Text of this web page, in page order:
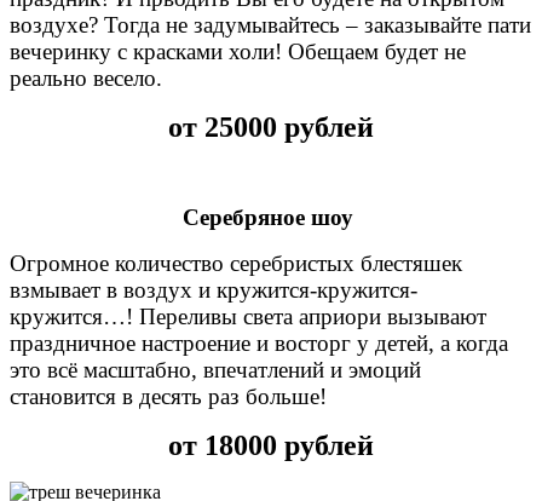
воздухе? Тогда не задумывайтесь – заказывайте пати
вечеринку с красками холи! Обещаем будет не
реально весело.
от 25000 рублей
Серебряное шоу
Огромное количество серебристых блестяшек
взмывает в воздух и кружится-кружится-
кружится…! Переливы света априори вызывают
праздничное настроение и восторг у детей, а когда
это всё масштабно, впечатлений и эмоций
становится в десять раз больше!
от 18000 рублей